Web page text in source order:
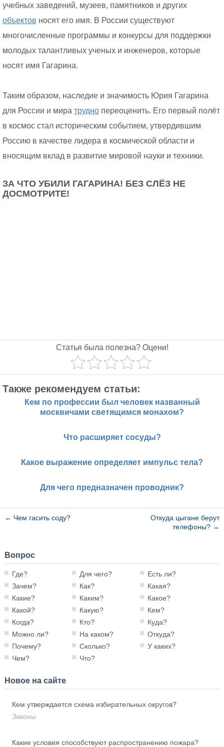
учебных заведений, музеев, памятников и других
объектов носят его имя. В России существуют
многочисленные программы и конкурсы для поддержки
молодых талантливых ученых и инженеров, которые
носят имя Гагарина.
Таким образом, наследие и значимость Юрия Гагарина
для России и мира трудно переоценить. Его первый полёт
в космос стал историческим событием, утвердившим
Россию в качестве лидера в космической области и
вносящим вклад в развитие мировой науки и техники.
ЗА ЧТО УБИЛИ ГАГАРИНА! БЕЗ СЛЁЗ НЕ
ДОСМОТРИТЕ!
Статья была полезна? Оцени!
Также рекомендуем статьи:
Кем по профессии был человек названный
москвичами светящимся монахом?
Что расширяет сосуды?
Какое выражение определяет импульс тела?
Для чего предназначен проводник?
← Чем гасить соду?
Откуда цыгане берут
телефоны? →
Вопрос
Где? Для чего?
Есть ли?
Зачем?
Как?
Какая?
Какие?
Каким?
Какое?
Какой?
Какую?
Кем?
Когда?
Кто?
Куда?
Можно ли?
На каком?
Откуда?
Почему?
Сколько?
У каких?
Чем?
Что?
Новое на сайте
Кем утверждается схема избирательных округов?
Законы
Какие условия способствуют распространению пожара?